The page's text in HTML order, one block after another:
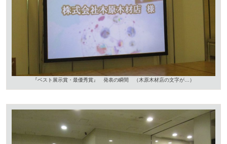
『ベスト展示賞・最優秀賞』 発表の瞬間 （木原木材店の文字が…）